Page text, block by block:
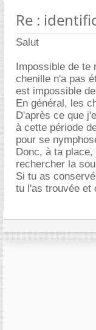
Re :
Salut
Impossible de te
chenille n'a pas
est impossible
En général, les
D'après ce que
à cette période
pour se
Donc, à ta
rechercher la
Si tu as
tu l'as trouvée et